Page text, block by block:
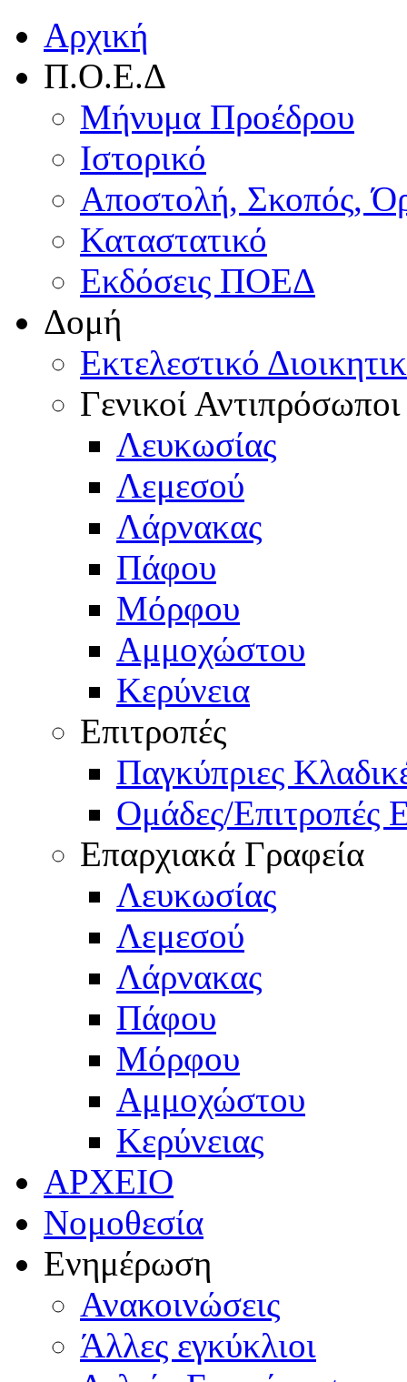
Αρχική
Π.Ο.Ε.Δ
Μήνυμα Προέδρου
Ιστορικό
Αποστολή, Σκοπός,
Καταστατικό
Εκδόσεις ΠΟΕΔ
Δομή
Εκτελεστικό
Γενικοί Αντιπρόσωποι
Λευκωσίας
Λεμεσού
Λάρνακας
Πάφου
Μόρφου
Αμμοχώστου
Κερύνεια
Επιτροπές
Παγκύπριες
Ομάδες/Επιτροπές
Επαρχιακά Γραφεία
Λευκωσίας
Λεμεσού
Λάρνακας
Πάφου
Μόρφου
Αμμοχώστου
Κερύνειας
ΑΡΧΕΙΟ
Νομοθεσία
Ενημέρωση
Ανακοινώσεις
Άλλες εγκύκλιοι